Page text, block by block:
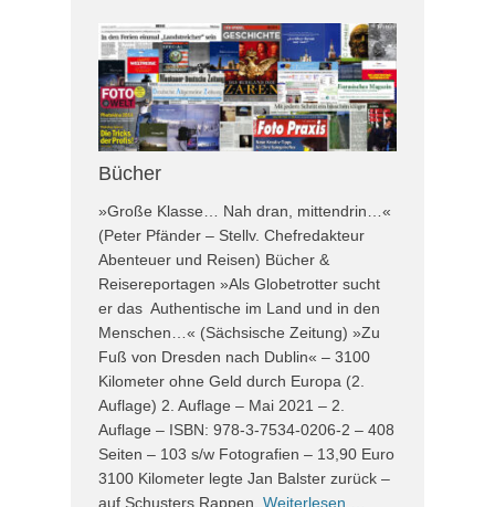
Bücher
»Große Klasse… Nah dran, mittendrin…«
(Peter Pfänder – Stellv. Chefredakteur
Abenteuer und Reisen) Bücher &
Reisereportagen »Als Globetrotter sucht
er das Authentische im Land und in den
Menschen…« (Sächsische Zeitung) »Zu
Fuß von Dresden nach Dublin« – 3100
Kilometer ohne Geld durch Europa (2.
Auflage) 2. Auflage – Mai 2021 – 2.
Auflage – ISBN: 978-3-7534-0206-2 – 408
Seiten – 103 s/w Fotografien – 13,90 Euro
3100 Kilometer legte Jan Balster zurück –
auf Schusters Rappen, Weiterlesen …